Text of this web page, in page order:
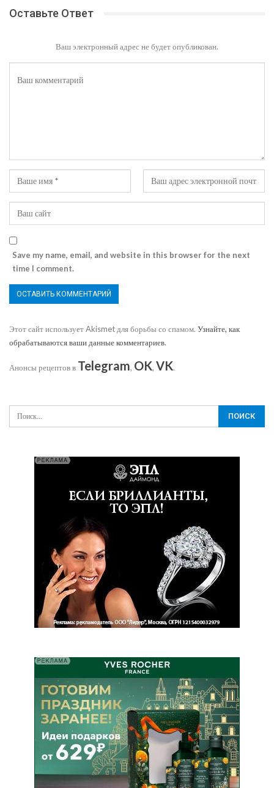
Оставьте Ответ
Ваш электронный адрес не будет опубликован.
Save my name, email, and website in this browser for the next
time I comment.
Этот сайт использует Akismet для борьбы со спамом. Узнайте, как
обрабатываются ваши данные комментариев.
Анонсы рецептов в Telegram, OK, VK.